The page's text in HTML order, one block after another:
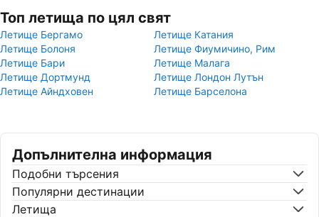
Топ летища по цял свят
Летище Бергамо
Летище Катания
Летище Болоня
Летище Фиумичино, Рим
Летище Бари
Летище Малага
Летище Дортмунд
Летище Лондон Лутън
Летище Айндховен
Летище Барселона
Допълнителна информация
Подобни търсения
Популярни дестинации
Летища